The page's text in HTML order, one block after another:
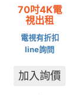
70吋4K電
視出租
電視有折扣
line詢問
加入詢價